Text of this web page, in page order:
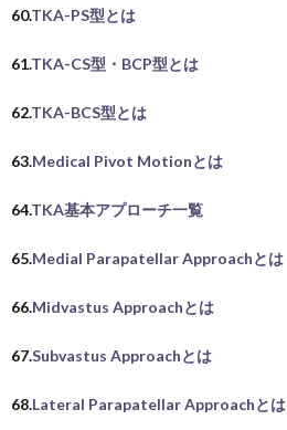
60.TKA-PS型とは
61.TKA-CS型・BCP型とは
62.TKA-BCS型とは
63.Medical Pivot Motionとは
64.TKA基本アプローチ一覧
65.Medial Parapatellar Approachとは
66.Midvastus Approachとは
67.Subvastus Approachとは
68.Lateral Parapatellar Approachとは